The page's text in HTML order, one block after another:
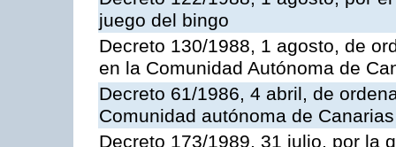
juego del bingo
Decreto 130/1988, 1 agosto, de
en la Comunidad Autónoma de
Decreto 61/1986, 4 abril, de
Comunidad autónoma de Canarias
Decreto 173/1989, 31 julio, por la